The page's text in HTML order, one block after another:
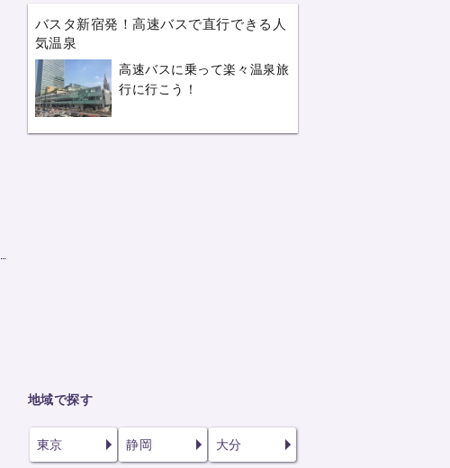
バスタ新宿発！高速バスで直行できる人
気温泉
高速バスに乗って楽々温泉旅
行に行こう！
地域で探す
東京 静岡 大分